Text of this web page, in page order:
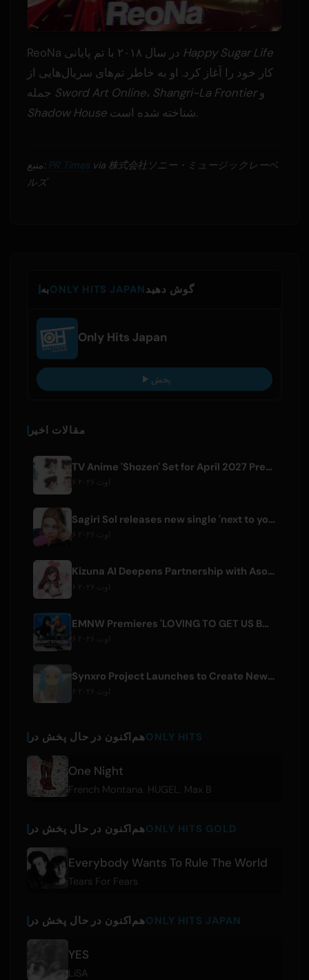
Happy Sugar Life
کار خود را آغاز کرد. او به خاطر تم‌های سریال‌هایی از
Sword Art Online، Shangri-La Frontier و
Shadow House
شناخته شده است.
منبع: PR Timesvia 株式会社ソニー・ミュージックレーベ
ルズ
بهONLY HITS JAPANگوش دهید
Only Hits Japan
پخش
مقالات اخیر
TV Anime 'Shozen' Set for April 2027 Premiere on Fuji TV
Sagiri Sol releases new single 'next to your love' after hiatus
Kizuna AI Deepens Partnership with Asobisystem Ahead of 10th Anniversary World Tour
EMNW Premieres 'LOVING TO GET US BY' Music Video on August 7
Synxro Project Launches to Create New IP from Fictional Anime Openings
هم‌اکنون در حال پخش درONLY HITS
One Night
French Montana HUGEL Max B
هم‌اکنون در حال پخش درONLY HITS GOLD
Everybody Wants To Rule The World
Tears For Fears
هم‌اکنون در حال پخش درONLY HITS JAPAN
YES
LiSA